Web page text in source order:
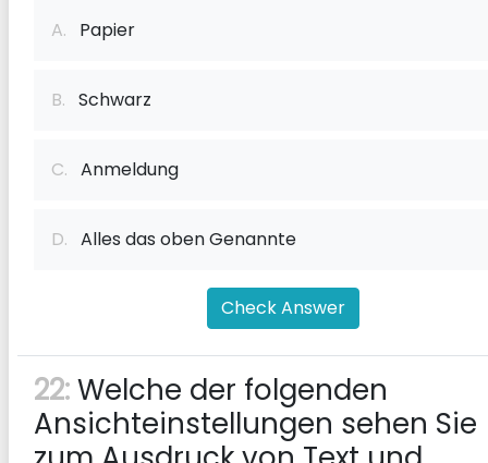
A. Papier
B. Schwarz
C. Anmeldung
D. Alles das oben Genannte
Check Answer
22:Welche der folgenden
Ansichteinstellungen sehen Sie